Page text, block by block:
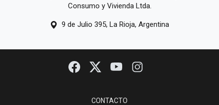
Consumo y Vivienda Ltda.
9 de Julio 395, La Rioja, Argentina
CONTACTO